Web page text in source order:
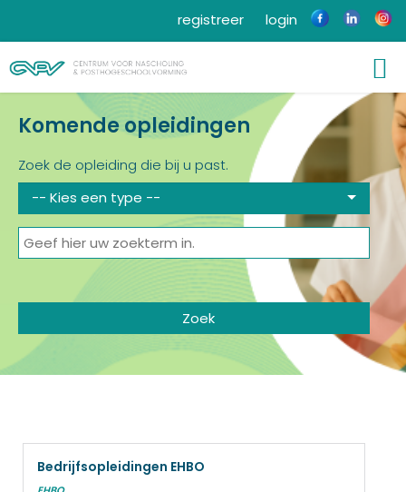
login
registreer
Komende opleidingen
Zoek de opleiding die bij u past.
-- Kies een type --
Bedrijfsopleidingen EHBO